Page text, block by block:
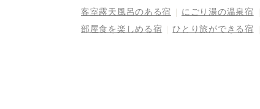
客室露天風呂のある宿
にごり湯の温泉宿
部屋食を楽しめる宿
ひとり旅ができる宿